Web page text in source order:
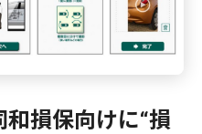
損保向けに“損